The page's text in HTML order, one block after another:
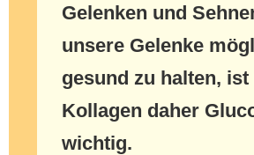
Gelenken und
unsere Gelenke
gesund zu halten, ist
Kollagen daher
wichtig.